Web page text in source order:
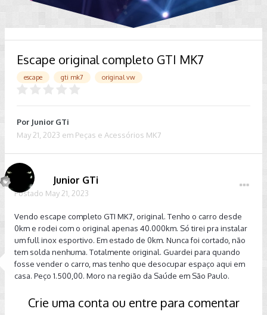
Escape original completo GTI MK7
escape gti mk7 original vw
Por Junior GTi
May 21, 2023 em Peças e Acessórios MK7
Junior GTi
Postado May 21, 2023
Vendo escape completo GTI MK7, original. Tenho o carro desde
0km e rodei com o original apenas 40.000km. Só tirei pra instalar
um full inox esportivo. Em estado de 0km. Nunca foi cortado, não
tem solda nenhuma. Totalmente original. Guardei para quando
fosse vender o carro, mas tenho que desocupar espaço aqui em
casa. Peço 1.500,00. Moro na região da Saúde em São Paulo.
Crie uma conta ou entre para comentar